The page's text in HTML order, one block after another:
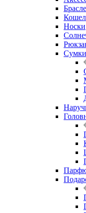
Носки
Сумки